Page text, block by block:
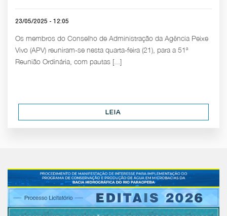
23/05/2025 - 12:05
Os membros do Conselho de Administração da Agência Peixe
Vivo (APV) reuniram-se nesta quarta-feira (21), para a 51ª
Reunião Ordinária, com pautas [...]
LEIA